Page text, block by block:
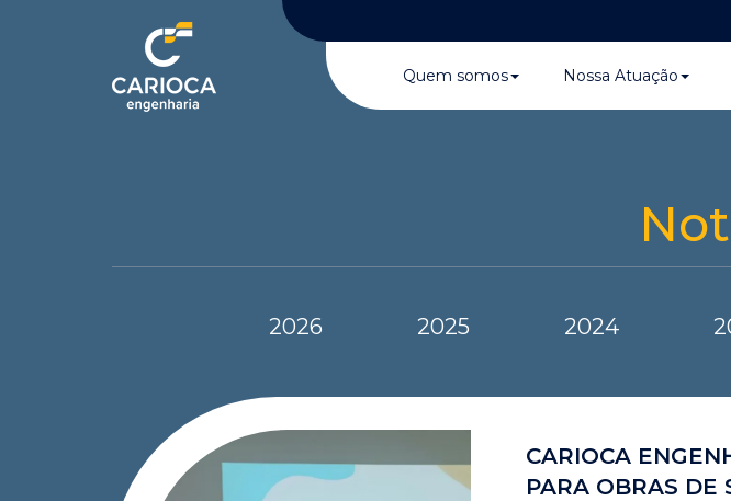
Quem somos Nossa Atuação
2026 2025 2024
CARIOCA
PARA OBRAS DE